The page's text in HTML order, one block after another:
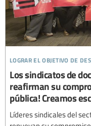
lograr el objetivo de
Los sindicatos de
reafirman su
pública! Creamos
Líderes sindicales del